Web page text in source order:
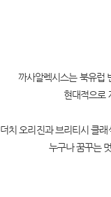
까사알렉시스는 북유럽
현대적으로
더치 오리진과 브리티시 클
누구나 꿈꾸는